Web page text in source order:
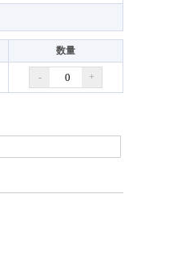
数量
- +